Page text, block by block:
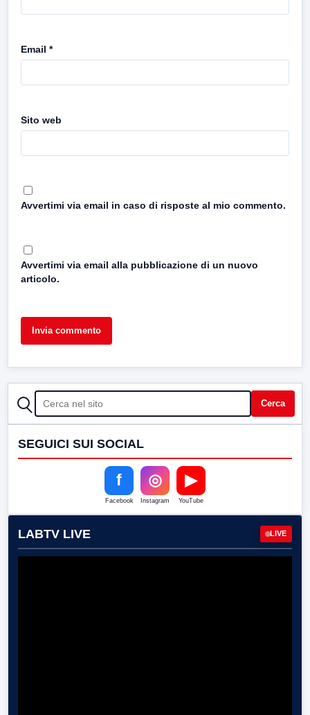
Email *
Sito web
Avvertimi via email in caso di risposte al mio commento.
Avvertimi via email alla pubblicazione di un nuovo
articolo.
CERCA Cerca
SEGUICI SUI SOCIAL
f
Facebook
◎
Instagram
▶
YouTube
LABTV LIVE LIVE